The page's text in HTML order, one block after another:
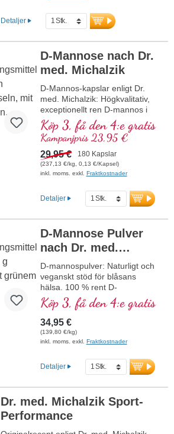
Detaljer
D-Mannose nach Dr.
med. Michalzik
D-Mannos-kapslar enligt Dr.
med. Michalzik: Högkvalitativ,
exceptionellt ren D-mannos i
optimal dosering – vegansk,
naturlig och fri från tillsatser.
Utvecklad för riktad daglig
användning med upp till 5 g
högren D-mannos per dag.
Särskilt skonsamt bearbetad för
och renhet. Tillverkad i
Tyskland, laboratorietestad
certifierad. Aluminiumfri
försegling för en hållbar
förpackning. Utvecklad av
expertis inom vitalämnen och
mer än 20 års erfarenhet av
tillverkning av högkvalitativa
kosttillskott.
Mer information om D-
mannos-kapslar
Köp 3, få den 4:e gratis
Kampanjpris 23,95 €
29,95 € 180 Kapslar
(237,13 €/kg, 0,13 €/Kapsel)
inkl. moms. exkl. Fraktkostnader
Detaljer
D-Mannose Pulver
nach Dr. med.
Michalzik
D-mannospulver: Naturligt och
veganskt stöd för blåsans
hälsa. 100 % rent D-
mannospulver, högrent och fritt
från tillsatser. 250 g per burk,
flexibelt att dosera.
mer information om D-
Köp 3, få den 4:e gratis
34,95 €
(139,80 €/kg)
inkl. moms. exkl. Fraktkostnader
Detaljer
Dr. med. Michalzik Sport-
Performance